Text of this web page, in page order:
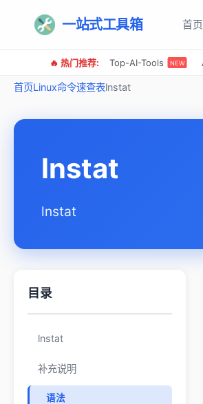
一站式工具箱 首页
🔥 热门推荐: Top-AI-Tools NEW
首页Linux命令速查表lnstat
lnstat
lnstat
目录
lnstat
补充说明
语法